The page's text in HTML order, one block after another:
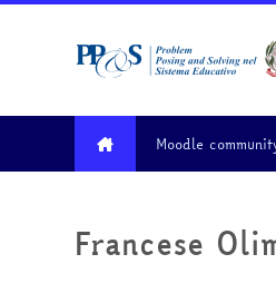
Moodle
Francese